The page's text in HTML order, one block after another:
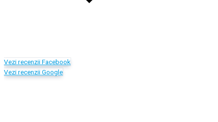
Vezi recenzii Facebook
Vezi recenzii Google